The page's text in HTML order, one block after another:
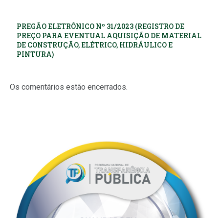
PREGÃO ELETRÔNICO Nº 31/2023 (REGISTRO DE
PREÇO PARA EVENTUAL AQUISIÇÃO DE MATERIAL
DE CONSTRUÇÃO, ELÉTRICO, HIDRÁULICO E
PINTURA)
Os comentários estão encerrados.